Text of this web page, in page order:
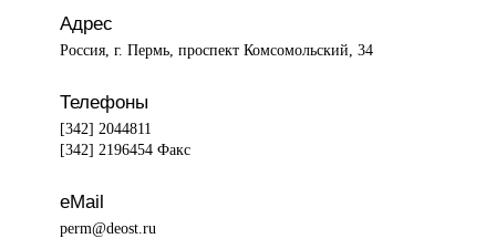
Адрес
Россия, г. Пермь, проспект Комсомольский, 34
Телефоны
[342] 2044811
[342] 2196454 Факс
eMail
perm@deost.ru